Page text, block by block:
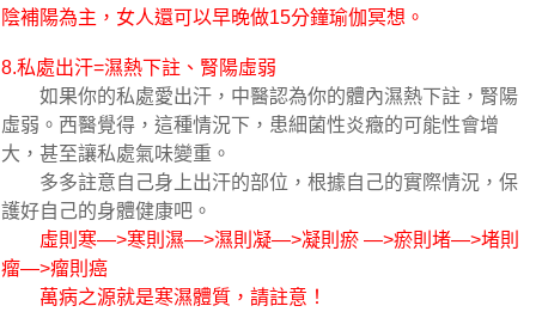
陰補陽為主，女人還可以早晚做15分鐘瑜伽冥想。
8.私處出汗=濕熱下註、腎陽虛弱
如果你的私處愛出汗，中醫認為你的體內濕熱下註，腎陽
虛弱。西醫覺得，這種情況下，患細菌性炎癥的可能性會增
大，甚至讓私處氣味變重。
多多註意自己身上出汗的部位，根據自己的實際情況，保
護好自己的身體健康吧。
虛則寒—>寒則濕—>濕則凝—>凝則瘀 —>瘀則堵—>堵則
瘤—>瘤則癌
萬病之源就是寒濕體質，請註意！